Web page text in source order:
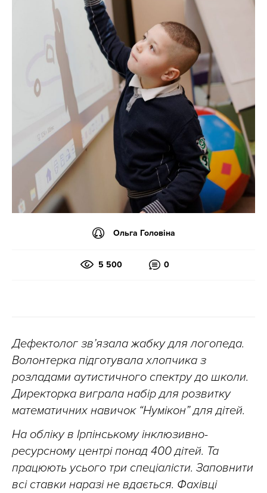
Ольга Головіна
5 500 0
Дефектолог зв’язала жабку для логопеда.
Волонтерка підготувала хлопчика з
розладами аутистичного спектру до школи.
Директорка виграла набір для розвитку
математичних навичок “Нумікон” для дітей.
На обліку в Ірпінському інклюзивно-
ресурсному центрі понад 400 дітей. Та
працюють усього три спеціалісти. Заповнити
всі ставки наразі не вдається. Фахівці